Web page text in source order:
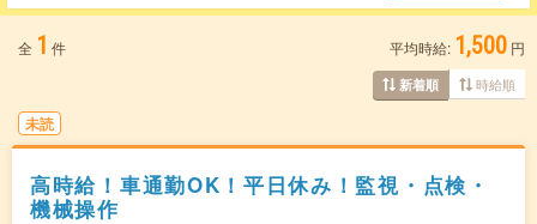
全 1 件 平均時給: 1,500 円
新着順 時給順
未読
高時給！車通勤OK！平日休み！監視・点検・
機械操作